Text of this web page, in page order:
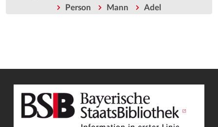
Person Mann Adel